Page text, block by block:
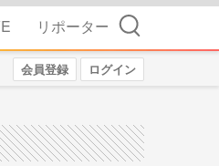
リポーター 検索
会員登録 ログイン